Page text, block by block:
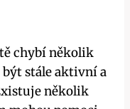
chybí několik
být stále aktivní a
několik